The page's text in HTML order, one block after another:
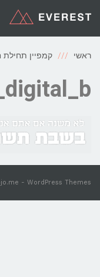
ראשי קמפיין תחילת
- WordPress Themes